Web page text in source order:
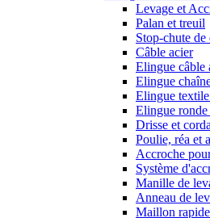
Levage et
Palan et treuil
Stop-chute de
Câble acier
Elingue câble
Elingue
Elingue
Elingue
Drisse et
Poulie, réa et
Accroche
Système
Manille de
Anneau de
Maillon rapide